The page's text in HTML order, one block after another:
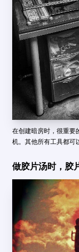
在创建暗房时，很重要
机。其他所有工具都可
做胶片汤时，胶